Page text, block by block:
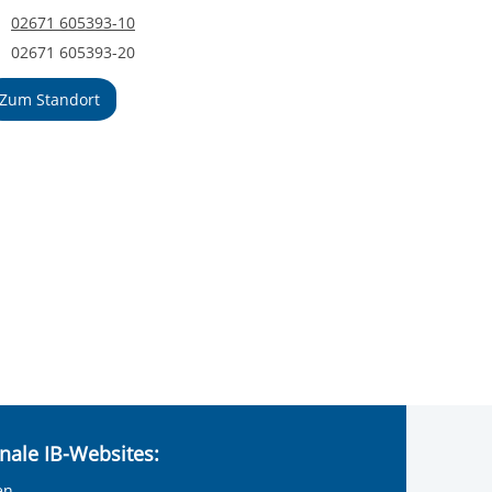
Telefonnummer
02671 605393-10
Faxnummer
02671 605393-20
Zum Standort
IB-Websites: